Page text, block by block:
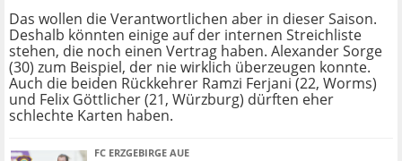
Das wollen die Verantwortlichen aber in dieser Saison.
Deshalb könnten einige auf der internen Streichliste
stehen, die noch einen Vertrag haben. Alexander Sorge
(30) zum Beispiel, der nie wirklich überzeugen konnte.
Auch die beiden Rückkehrer Ramzi Ferjani (22, Worms)
und Felix Göttlicher (21, Würzburg) dürften eher
schlechte Karten haben.
FC ERZGEBIRGE AUE